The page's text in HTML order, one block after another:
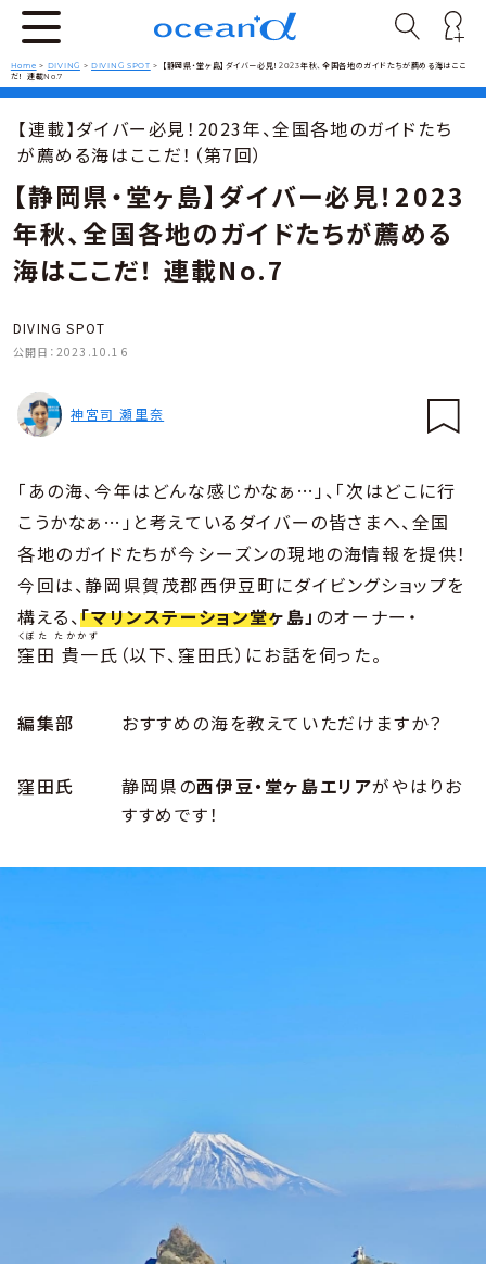
Home > DIVING >DIVING SPOT >
【静岡県・堂ヶ島】ダイバー必見！2023年秋、全国各地のガイドたちが薦める海はここ
だ！ 連載No.7
【連載】ダイバー必見！2023年、全国各地のガイドたち
が薦める海はここだ！（第7回）
【静岡県・堂ヶ島】ダイバー必見！2023
年秋、全国各地のガイドたちが薦める
海はここだ！ 連載No.7
DIVING SPOT
公開日： 2023.10.16
神宮司 瀬里奈
「あの海、今年はどんな感じかなぁ…」、「次はどこに行
こうかなぁ…」と考えているダイバーの皆さまへ、全国
各地のガイドたちが今シーズンの現地の海情報を提供！
今回は、静岡県賀茂郡西伊豆町にダイビングショップを
構える、「マリンステーション堂ヶ島」 のオーナー・
窪田 貴一
くぼた たかかず
氏（以下、窪田氏）にお話を伺った。
編集部 おすすめの海を教えていただけますか？
窪田氏 静岡県の西伊豆・堂ヶ島エリアがやはりお
すすめです！